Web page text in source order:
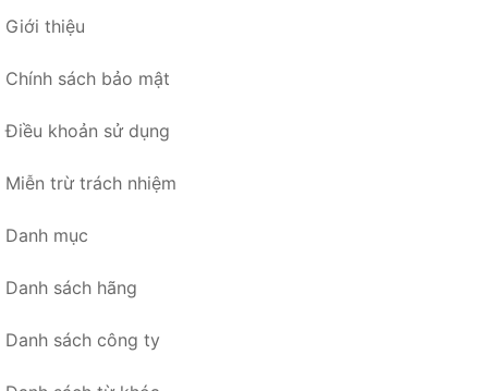
Giới thiệu
Chính sách bảo mật
Điều khoản sử dụng
Miễn trừ trách nhiệm
Danh mục
Danh sách hãng
Danh sách công ty